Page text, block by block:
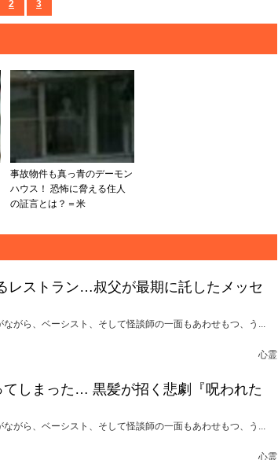
2 3
事故物件も真っ青のデーモン
ハウス！ 恐怖に脅える住人
の証言とは？＝米
レストラン…叔父が最期に託したメッセ
がら、ベーシスト、そして怪談師の一面もあわせもつ、う...
心霊
てしまった… 黒髪が招く悲劇『呪われた
がら、ベーシスト、そして怪談師の一面もあわせもつ、う...
心霊